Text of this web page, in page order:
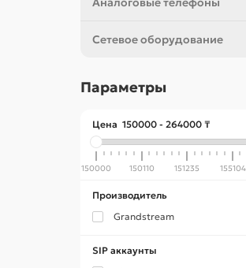
Сетевое оборудование
Параметры
Цена 150000 - 264000 ₸
150000 150110 151235 155104
Производитель
Grandstream
SIP аккаунты